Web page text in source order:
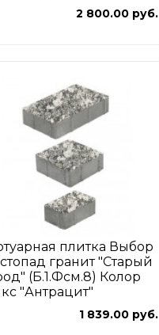
2 800.00 руб.
плитка Выбор
гранит "Старый
(Б.1.Фсм.8) Колор
"Антрацит"
1 839.00 руб.